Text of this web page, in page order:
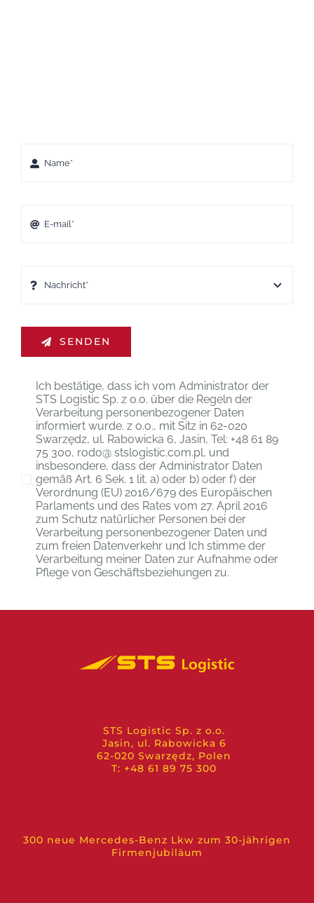
SENDEN
Ich bestätige, dass ich vom Administrator der
STS Logistic Sp. z o.o. über die Regeln der
Verarbeitung personenbezogener Daten
informiert wurde. z o.o., mit Sitz in 62-020
Swarzędz, ul. Rabowicka 6, Jasin, Tel: +48 61 89
75 300, rodo@ stslogistic.com.pl, und
insbesondere, dass der Administrator Daten
gemäß Art. 6 Sek. 1 lit. a) oder b) oder f) der
Verordnung (EU) 2016/679 des Europäischen
Parlaments und des Rates vom 27. April 2016
zum Schutz natürlicher Personen bei der
Verarbeitung personenbezogener Daten und
zum freien Datenverkehr und Ich stimme der
Verarbeitung meiner Daten zur Aufnahme oder
Pflege von Geschäftsbeziehungen zu.
STS Logistic Sp. z o.o.
Jasin, ul. Rabowicka 6
62-020 Swarzędz, Polen
T: +48 61 89 75 300
300 neue Mercedes-Benz Lkw zum 30-jährigen
Firmenjubiläum